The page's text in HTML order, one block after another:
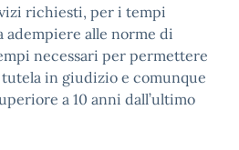
richiesti, per i tempi
adempiere alle norme di
necessari per permettere
tutela in giudizio e comunque
a 10 anni dall’ultimo